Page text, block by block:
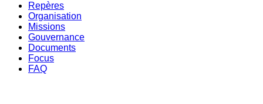
Repères
Organisation
Missions
Gouvernance
Documents
Focus
FAQ